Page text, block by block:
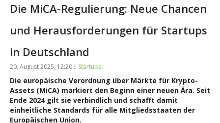
Die MiCA-Regulierung: Neue Chancen
und Herausforderungen für Startups
in Deutschland
20. August 2025, 12:20 :: Startups
Die europäische Verordnung über Märkte für Krypto-
Assets (MiCA) markiert den Beginn einer neuen Ära. Seit
Ende 2024 gilt sie verbindlich und schafft damit
einheitliche Standards für alle Mitgliedsstaaten der
Europäischen Union.